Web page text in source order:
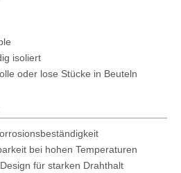
isoliert
oder lose Stücke in Beuteln
bei hohen Temperaturen
für starken Drahthalt